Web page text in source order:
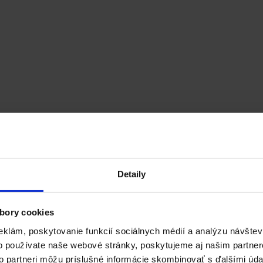
Detaily
cookies
poskytovanie funkcií sociálnych médií a analýzu
používate naše webové stránky, poskytujeme aj našim
partneri môžu príslušné informácie skombinovať s ďalšími
Certifikáty, ktoré sme získali, potvrdzujú vysoký štandard
výrobných procesov. Garantujeme dlhú životnosť našich